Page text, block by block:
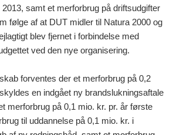
samt et merforbrug på driftsudgifter
følge af at DUT midler til Natura 2000 og
blev fjernet i forbindelse med
ved den nye organisering.
forventes der et merforbrug på 0,2
en indgået ny brandslukningsaftale
merforbrug på 0,1 mio. kr. pr. år første
til uddannelse på 0,1 mio. kr. i